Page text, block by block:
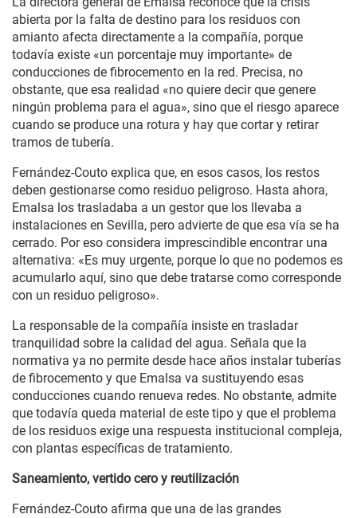
abierta por la falta de destino para los residuos con
amianto afecta directamente a la compañía, porque
todavía existe «un porcentaje muy importante» de
conducciones de fibrocemento en la red. Precisa, no
obstante, que esa realidad «no quiere decir que genere
ningún problema para el agua», sino que el riesgo aparece
cuando se produce una rotura y hay que cortar y retirar
tramos de tubería.
Fernández-Couto explica que, en esos casos, los restos
deben gestionarse como residuo peligroso. Hasta ahora,
Emalsa los trasladaba a un gestor que los llevaba a
instalaciones en Sevilla, pero advierte de que esa vía se ha
cerrado. Por eso considera imprescindible encontrar una
alternativa: «Es muy urgente, porque lo que no podemos es
acumularlo aquí, sino que debe tratarse como corresponde
con un residuo peligroso».
La responsable de la compañía insiste en trasladar
tranquilidad sobre la calidad del agua. Señala que la
normativa ya no permite desde hace años instalar tuberías
de fibrocemento y que Emalsa va sustituyendo esas
conducciones cuando renueva redes. No obstante, admite
que todavía queda material de este tipo y que el problema
de los residuos exige una respuesta institucional compleja,
con plantas específicas de tratamiento.
Saneamiento, vertido cero y reutilización
Fernández-Couto afirma que una de las grandes